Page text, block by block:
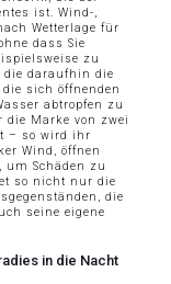
ist. Wind-,
Wetterlage für
dass Sie
zu
die daraufhin die
sich öffnenden
abtropfen zu
die Marke von zwei
– so wird ihr
Wind, öffnen
Schäden zu
so nicht nur die
die
seine eigene
in die Nacht